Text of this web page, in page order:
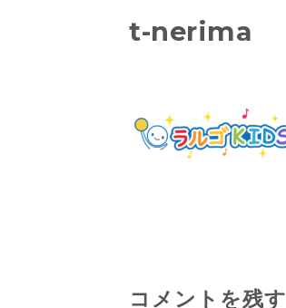
t-nerima
コメントを残す